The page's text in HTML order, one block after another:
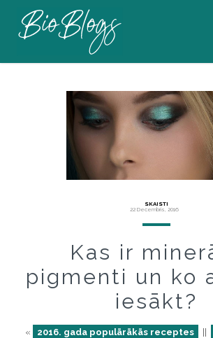
SKAISTI
22 Decembris, 2016
Kas ir
pigmenti un ko
iesākt?
« 2016. gada populārākās receptes